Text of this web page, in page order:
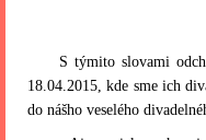
S týmito slovami
18.04.2015, kde sme ich
do nášho veselého